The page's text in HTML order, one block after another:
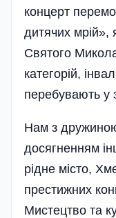
концерт
дитячих мрій»,
Святого
категорій,
перебувають у
Нам з
досягненням
рідне місто,
престижних
Мистецтво та